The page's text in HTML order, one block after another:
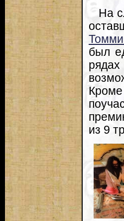
На
был
из 9